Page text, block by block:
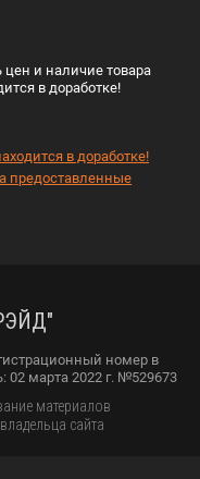
цен и наличие товара
в доработке!
в доработке!
предоставленные
номер в
02 марта 2022 г. №529673
материалов
сайта